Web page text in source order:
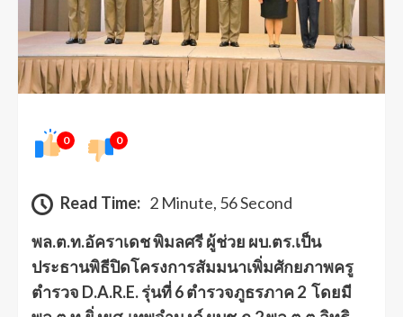
0 0
Read Time: 2 Minute, 56 Second
พล.ต.ท.อัคราเดช พิมลศรี ผู้ช่วย ผบ.ตร.เป็น
ประธานพิธีปิดโครงการสัมมนาเพิ่มศักยภาพครู
ตำรวจ D.A.R.E. รุ่นที่ 6 ตำรวจภูธรภาค 2 โดยมี